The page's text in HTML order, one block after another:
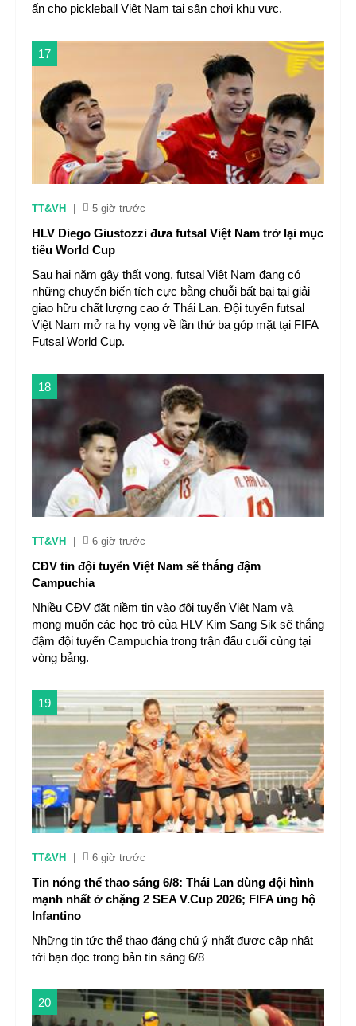
ấn cho pickleball Việt Nam tại sân chơi khu vực.
17
TT&VH 5 giờ trước
HLV Diego Giustozzi đưa futsal Việt Nam trở lại mục
tiêu World Cup
Sau hai năm gây thất vọng, futsal Việt Nam đang có
những chuyển biến tích cực bằng chuỗi bất bại tại giải
giao hữu chất lượng cao ở Thái Lan. Đội tuyển futsal
Việt Nam mở ra hy vọng về lần thứ ba góp mặt tại FIFA
Futsal World Cup.
18
TT&VH 6 giờ trước
CĐV tin đội tuyển Việt Nam sẽ thắng đậm
Campuchia
Nhiều CĐV đặt niềm tin vào đội tuyển Việt Nam và
mong muốn các học trò của HLV Kim Sang Sik sẽ thắng
đậm đội tuyển Campuchia trong trận đấu cuối cùng tại
vòng bảng.
19
TT&VH 6 giờ trước
Tin nóng thể thao sáng 6/8: Thái Lan dùng đội hình
mạnh nhất ở chặng 2 SEA V.Cup 2026; FIFA ủng hộ
Infantino
Những tin tức thể thao đáng chú ý nhất được cập nhật
tới bạn đọc trong bản tin sáng 6/8
20